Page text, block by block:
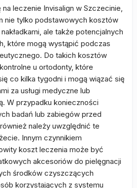
leczenie Invisalign w Szczecinie,
nie tylko podstawowych kosztów
ale także potencjalnych
które mogą wystąpić podczas
Do takich kosztów
u ortodonty, które
co kilka tygodni i mogą wiązać się
za usługi medyczne lub
W przypadku konieczności
badań lub zabiegów przed
należy uwzględnić te
Innym czynnikiem
koszt leczenia może być
akcesoriów do pielęgnacji
środków czyszczących
korzystających z systemu